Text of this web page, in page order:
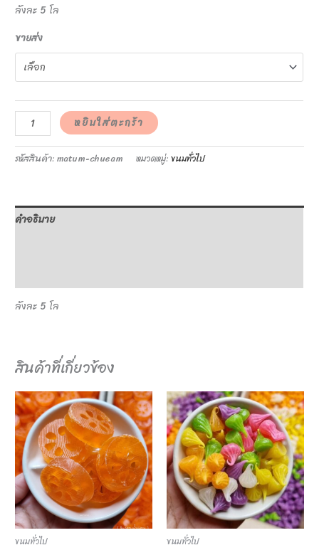
ลังละ 5 โล
ขายส่ง
หยิบใส่ตะกร้า
รหัสสินค้า:matum-chueam หมวดหมู่:ขนมทั่วไป
คำอธิบาย
ลังละ 5 โล
สินค้าที่เกี่ยวข้อง
ขนมทั่วไป
This
product
has
multiple
variants.
The
options
may
ขนมทั่วไป
This
product
has
multiple
variants.
The
options
may